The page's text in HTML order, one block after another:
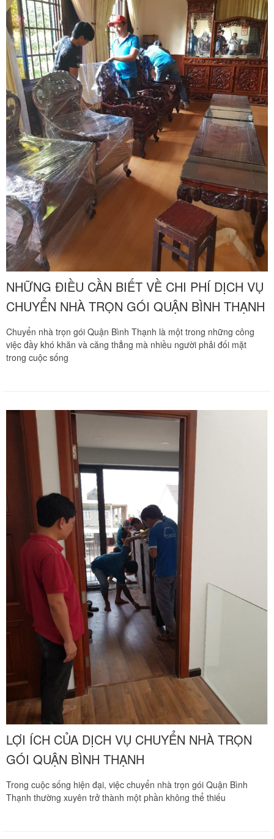
NHỮNG ĐIỀU CẦN BIẾT VỀ CHI PHÍ DỊCH VỤ
CHUYỂN NHÀ TRỌN GÓI QUẬN BÌNH THẠNH
Chuyển nhà trọn gói Quận Bình Thạnh là một trong những công
việc đầy khó khăn và căng thẳng mà nhiều người phải đối mặt
trong cuộc sống
LỢI ÍCH CỦA DỊCH VỤ CHUYỂN NHÀ TRỌN
GÓI QUẬN BÌNH THẠNH
Trong cuộc sống hiện đại, việc chuyển nhà trọn gói Quận Bình
Thạnh thường xuyên trở thành một phần không thể thiếu